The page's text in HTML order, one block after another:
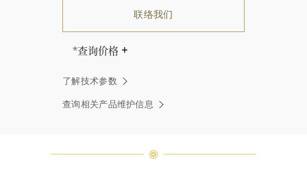
联络我们
*查询价格
有两颗相同的钻石。” 海瑞温斯顿的
每一件高级珠宝作品也是如此：每个
宝石皆与众不同而采用独特镶嵌方
了解技术参数
查询相关产品维护信息